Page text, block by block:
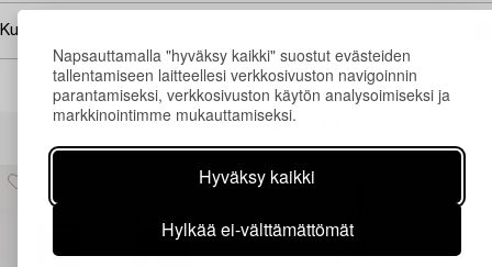
Napsauttamalla "hyväksy kaikki" suostut evästeiden
tallentamiseen laitteellesi verkkosivuston navigoinnin
parantamiseksi, verkkosivuston käytön analysoimiseksi ja
markkinointimme mukauttamiseksi.
Hyväksy kaikki
Hylkää ei-välttämättömät
Kuvan käyttöoikeudet
Muiden katsomia kohteita